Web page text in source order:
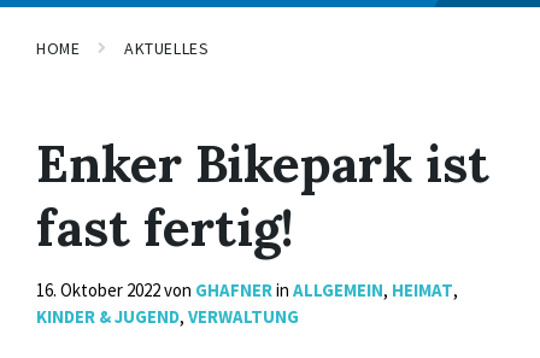
HOME AKTUELLES
Enker Bikepark ist
fast fertig!
16. Oktober 2022von GHAFNERin ALLGEMEIN, HEIMAT,
KINDER & JUGEND, VERWALTUNG